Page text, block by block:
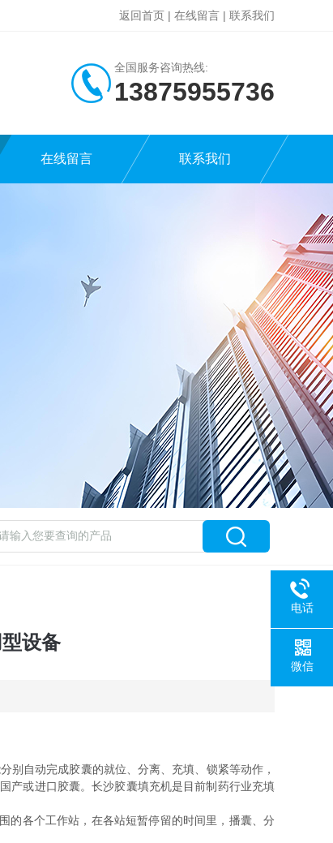
返回首页 | 在线留言 | 联系我们
全国服务咨询热线:
13875955736
在线留言 联系我们
设备
别自动完成胶囊的就位、分离、充填、锁紧等动作，
产或进口胶囊。长沙胶囊填充机是目前制药行业充填
各个工作站，在各站短暂停留的时间里，播囊、分
电话
微信